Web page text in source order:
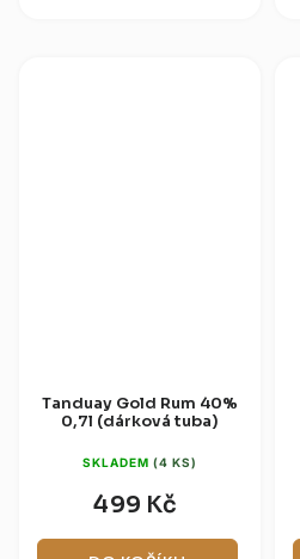
Tanduay Gold Rum 40%
0,7l (dárková tuba)
SKLADEM (4 KS)
499 Kč